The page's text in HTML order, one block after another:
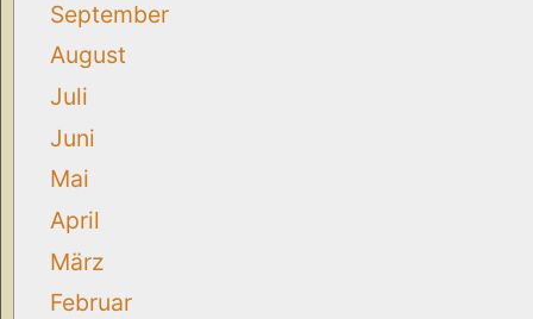
September
August
Juli
Juni
Mai
April
März
Februar